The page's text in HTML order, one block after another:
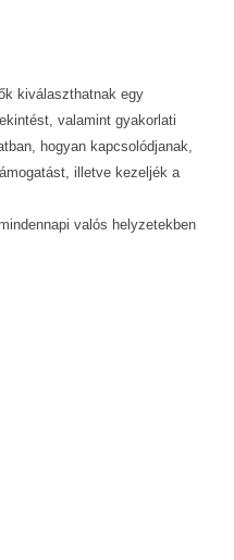
kiválaszthatnak egy
valamint gyakorlati
hogyan kapcsolódjanak,
illetve kezeljék a
valós helyzetekben